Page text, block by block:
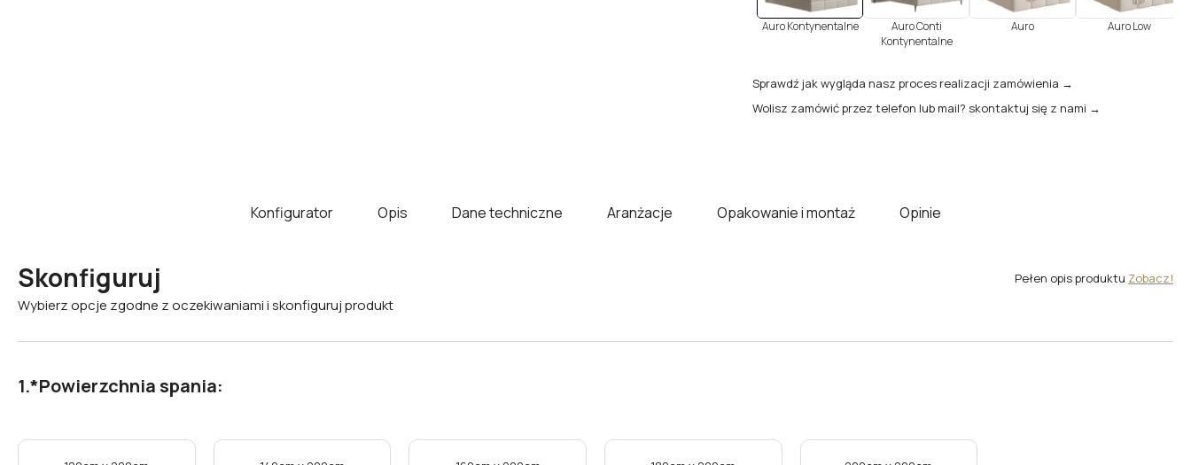
Auro Kontynentalne
Auro Conti
Kontynentalne
Auro Auro Low
Sprawdź jak wygląda nasz proces realizacji zamówienia →
Wolisz zamówić przez telefon lub mail? skontaktuj się z nami →
Konfigurator Opis Dane techniczne Aranżacje Opakowanie i montaż Opinie
Skonfiguruj
Wybierz opcje zgodne z oczekiwaniami i skonfiguruj produkt
Pełen opis produktu Zobacz!
*Powierzchnia spania: